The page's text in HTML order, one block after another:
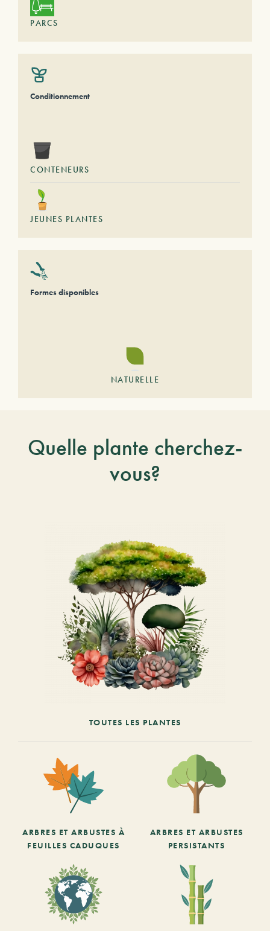
PARCS
Conditionnement
CONTENEURS
JEUNES PLANTES
Formes disponibles
NATURELLE
Quelle plante cherchez-
vous?
TOUTES LES PLANTES
ARBRES ET ARBUSTES À
FEUILLES CADUQUES
ARBRES ET ARBUSTES
PERSISTANTS